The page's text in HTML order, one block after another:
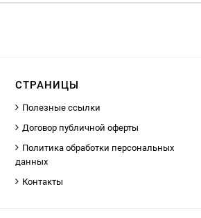
СТРАНИЦЫ
Полезные ссылки
Договор публичной оферты
Политика обработки персональных
данных
Контакты